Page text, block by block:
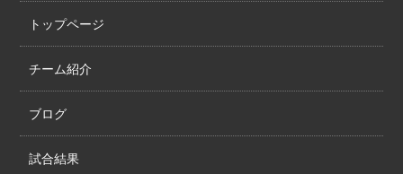
トップページ
チーム紹介
ブログ
試合結果